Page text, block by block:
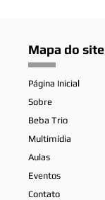
Mapa do site
Página Inicial
Sobre
Beba Trio
Multimídia
Aulas
Eventos
Contato